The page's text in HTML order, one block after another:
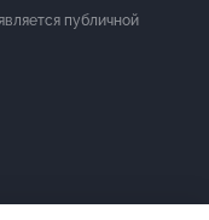
публичной